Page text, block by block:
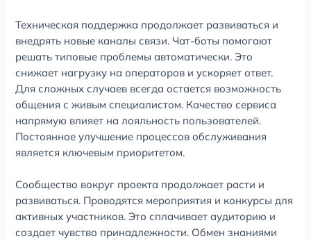
Техническая поддержка продолжает развиваться и
внедрять новые каналы связи. Чат-боты помогают
решать типовые проблемы автоматически. Это
снижает нагрузку на операторов и ускоряет ответ.
Для сложных случаев всегда остается возможность
общения с живым специалистом. Качество сервиса
напрямую влияет на лояльность пользователей.
Постоянное улучшение процессов обслуживания
является ключевым приоритетом.
Сообщество вокруг проекта продолжает расти и
развиваться. Проводятся мероприятия и конкурсы для
активных участников. Это сплачивает аудиторию и
создает чувство принадлежности. Обмен знаниями